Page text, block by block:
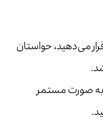
می‌دهید، حواستان
به صورت مستمر